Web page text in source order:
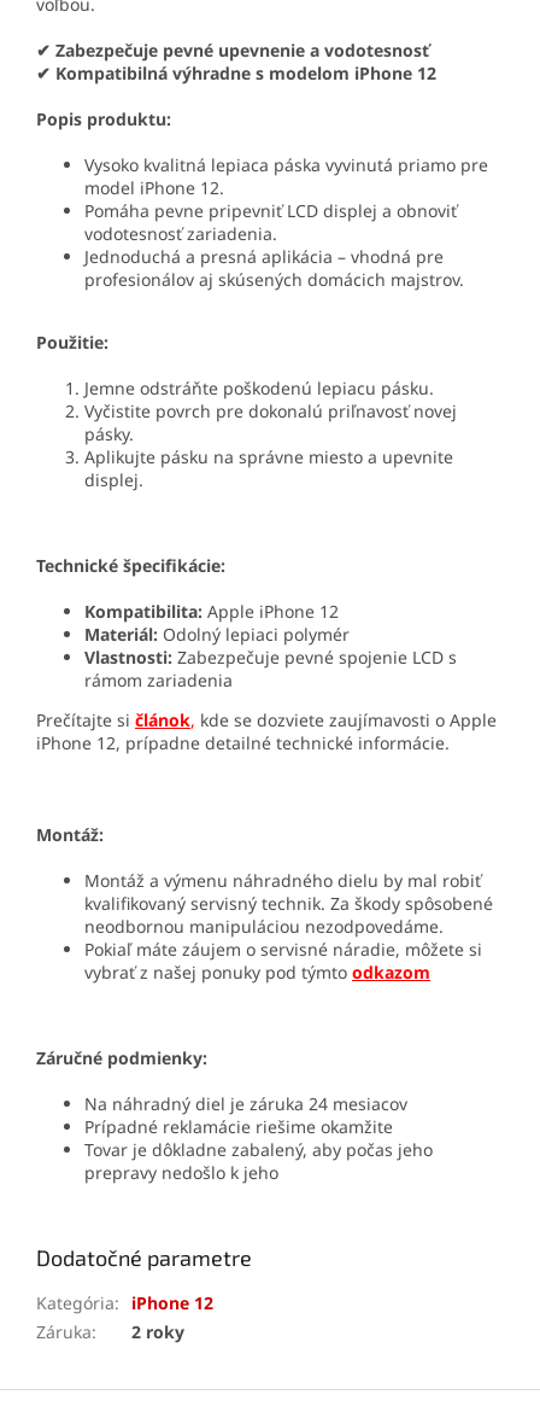
✔ Zabezpečuje pevné upevnenie a vodotesnosť
✔ Kompatibilná výhradne s modelom iPhone 12
Popis produktu:
Vysoko kvalitná lepiaca páska vyvinutá priamo pre
model iPhone 12.
Pomáha pevne pripevniť LCD displej a obnoviť
vodotesnosť zariadenia.
Jednoduchá a presná aplikácia – vhodná pre
profesionálov aj skúsených domácich majstrov.
Použitie:
Jemne odstráňte poškodenú lepiacu pásku.
Vyčistite povrch pre dokonalú priľnavosť novej
pásky.
Aplikujte pásku na správne miesto a upevnite
displej.
Technické špecifikácie:
Kompatibilita: Apple iPhone 12
Materiál: Odolný lepiaci polymér
Vlastnosti: Zabezpečuje pevné spojenie LCD s
rámom zariadenia
Prečítajte si článok, kde se dozviete zaujímavosti o Apple
iPhone 12, prípadne detailné technické informácie.
Montáž:
Montáž a výmenu náhradného dielu by mal robiť
kvalifikovaný servisný technik. Za škody spôsobené
neodbornou manipuláciou nezodpovedáme.
Pokiaľ máte záujem o servisné náradie, môžete si
vybrať z našej ponuky pod týmto odkazom
Záručné podmienky:
Na náhradný diel je záruka 24 mesiacov
Prípadné reklamácie riešime okamžite
Tovar je dôkladne zabalený, aby počas jeho
prepravy nedošlo k jeho
Dodatočné parametre
Kategória:
iPhone 12
Záruka: 2 roky